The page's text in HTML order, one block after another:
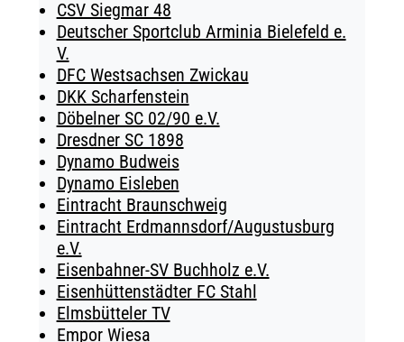
CSV Siegmar 48
Deutscher Sportclub Arminia Bielefeld e.
V.
DFC Westsachsen Zwickau
DKK Scharfenstein
Döbelner SC 02/90 e.V.
Dresdner SC 1898
Dynamo Budweis
Dynamo Eisleben
Eintracht Braunschweig
Eintracht Erdmannsdorf/Augustusburg
e.V.
Eisenbahner-SV Buchholz e.V.
Eisenhüttenstädter FC Stahl
Elmsbütteler TV
Empor Wiesa